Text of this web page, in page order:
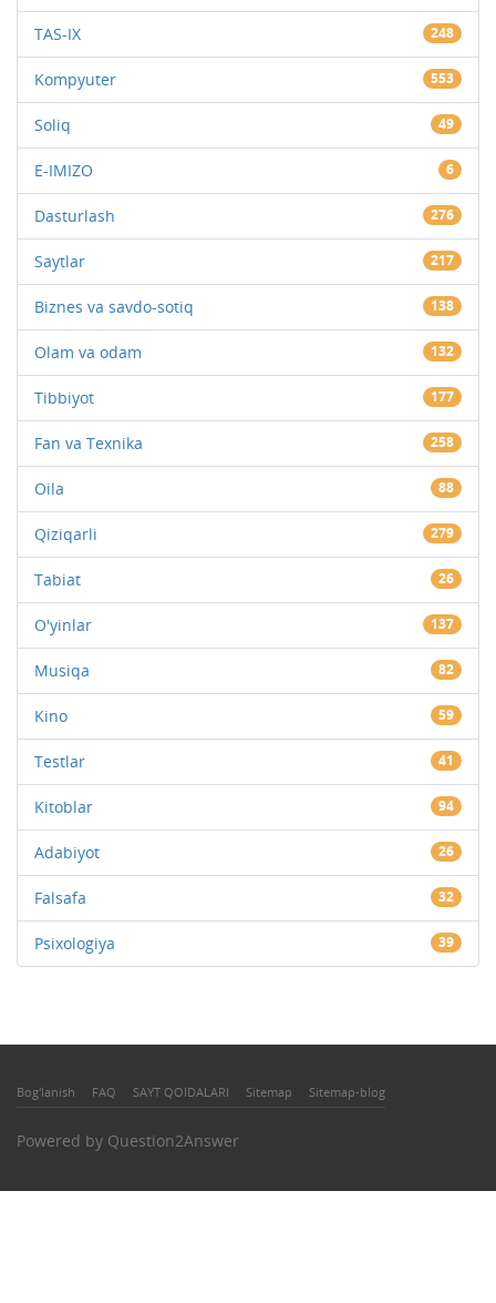
TAS-IX 248
Kompyuter 553
Soliq 49
E-IMIZO 6
Dasturlash 276
Saytlar 217
Biznes va savdo-sotiq 138
Olam va odam 132
Tibbiyot 177
Fan va Texnika 258
Oila 88
Qiziqarli 279
Tabiat 26
O'yinlar 137
Musiqa 82
Kino 59
Testlar 41
Kitoblar 94
Adabiyot 26
Falsafa 32
Psixologiya 39
Bog'lanish FAQ SAYT QOIDALARI Sitemap Sitemap-blog
Powered by Question2Answer